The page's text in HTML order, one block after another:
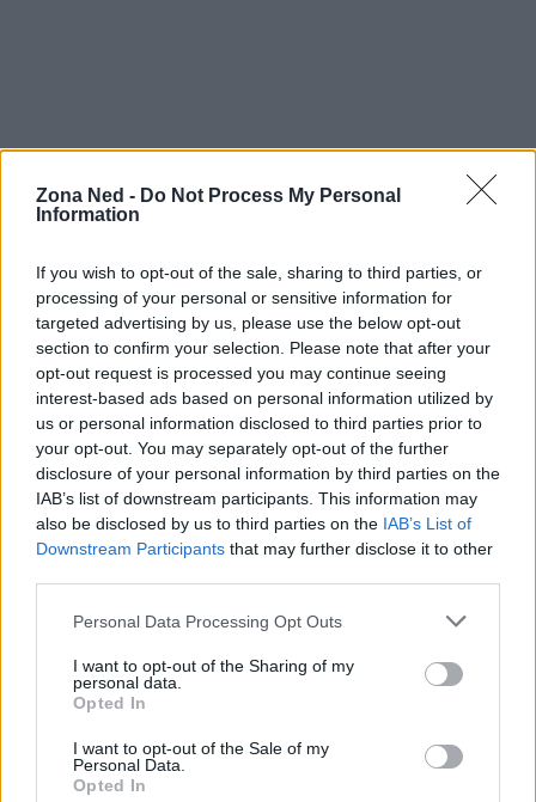
Zona Ned - Do Not Process My Personal
Information
If you wish to opt-out of the sale, sharing to third parties, or
processing of your personal or sensitive information for
targeted advertising by us, please use the below opt-out
section to confirm your selection. Please note that after your
opt-out request is processed you may continue seeing
interest-based ads based on personal information utilized by
us or personal information disclosed to third parties prior to
your opt-out. You may separately opt-out of the further
disclosure of your personal information by third parties on the
IAB’s list of downstream participants. This information may
also be disclosed by us to third parties on the IAB’s List of
Downstream Participants that may further disclose it to other
Please note that this website/app uses one or more Google
not limited to your visit or usage behaviour. You may click to
grant or deny consent to Google and its third-party tags to
use your data for below specified purposes in below Google
consent section.
Personal Data Processing Opt Outs
I want to opt-out of the Sharing of my
personal data.
Opted In
I want to opt-out of the Sale of my
Personal Data.
Opted In
AUTORE
Staff